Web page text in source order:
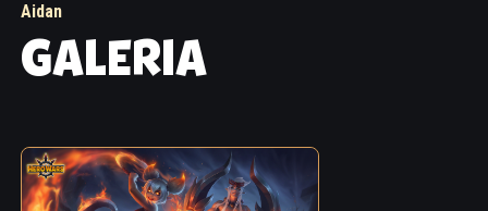
Aidan
GALERIA